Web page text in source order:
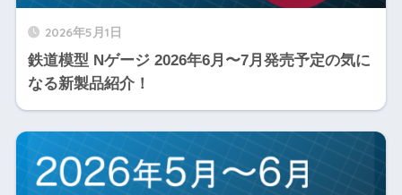
2026年5月1日
鉄道模型 Nゲージ 2026年6月〜7月発売予定の気に
なる新製品紹介！